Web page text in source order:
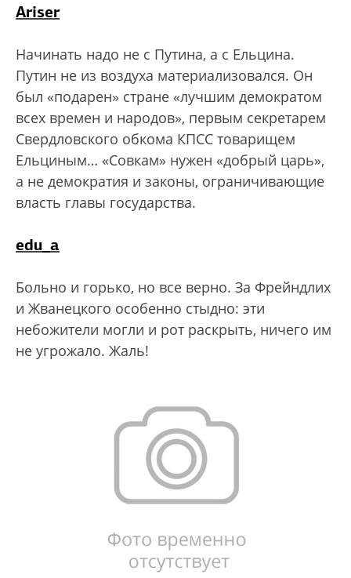
Ariser
Начинать надо не с Путина, а с Ельцина.
Путин не из воздуха материализовался. Он
был «подарен» стране «лучшим демократом
всех времен и народов», первым секретарем
Свердловского обкома КПСС товарищем
Ельциным… «Совкам» нужен «добрый царь»,
а не демократия и законы, ограничивающие
власть главы государства.
edu_a
Больно и горько, но все верно. За Фрейндлих
и Жванецкого особенно стыдно: эти
небожители могли и рот раскрыть, ничего им
не угрожало. Жаль!